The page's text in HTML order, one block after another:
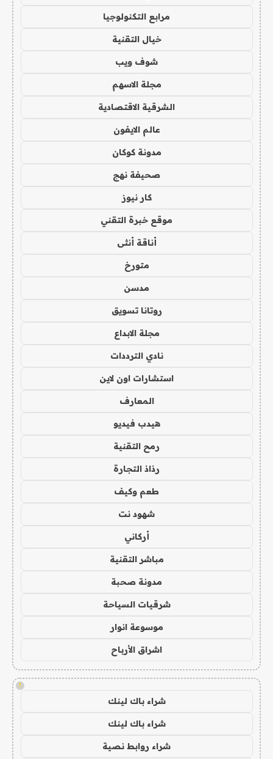
مرابع التكنولوجيا
خيال التقنية
شوف ويب
مجلة الاسهم
الشرقية الاقتصادية
عالم الايفون
مدونة كوكان
صحيفة نهج
كار نيوز
موقع خبرة التقني
أناقة أنثى
متورخ
مدسن
روتانا تسويق
مجلة الابداع
نادي الترددات
استشارات اون لاين
المعارف
هيدب فيديو
رمح التقنية
رذاذ التجارة
طعم وكيف
شهود نت
أركاني
مباشر التقنية
مدونة صحبة
شرقيات السياحة
موسوعة انوار
اشراق الأرباح
!
شراء باك لينك
شراء باك لينك
شراء روابط نصية